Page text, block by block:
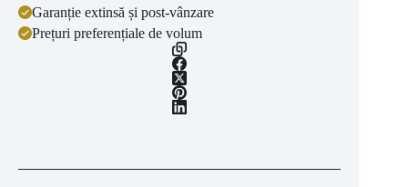
Garanție extinsă și post-vânzare
Prețuri preferențiale de volum